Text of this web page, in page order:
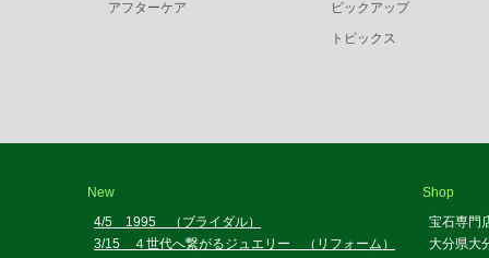
アフターケア ピックアップ
トピックス
New
4/5 1995 （ブライダル）
3/15 ４世代へ繋がるジュエリー （リフォーム）
Shop
宝石専門
大分県大